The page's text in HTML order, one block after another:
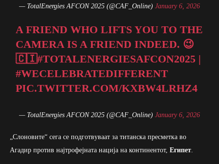
— TotalEnergies AFCON 2025 (@CAF_Online) January 6, 2026
A FRIEND WHO LIFTS YOU TO THE
CAMERA IS A FRIEND INDEED. 😉
🇨🇮#TOTALENERGIESAFCON2025 |
#WECELEBRATEDIFFERENT
PIC.TWITTER.COM/KXBW4LRHZ4
— TotalEnergies AFCON 2025 (@CAF_Online) January 6, 2026
„Слоновите“ сега се подготвуваат за титанска пресметка во
Агадир против најтрофејната нација на континентот, Египет